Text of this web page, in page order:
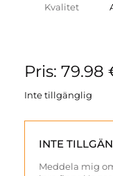
Kvalitet
Pris: 79.98
Inte tillgänglig
INTE
Meddela mig